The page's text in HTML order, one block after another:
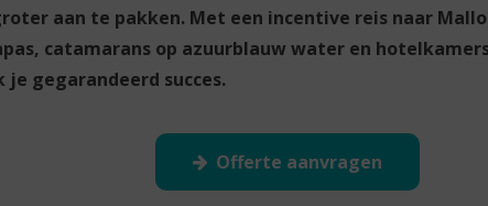
aan te pakken. Met een incentive reis naar
catamarans op azuurblauw water en
gegarandeerd succes.
Offerte aanvragen